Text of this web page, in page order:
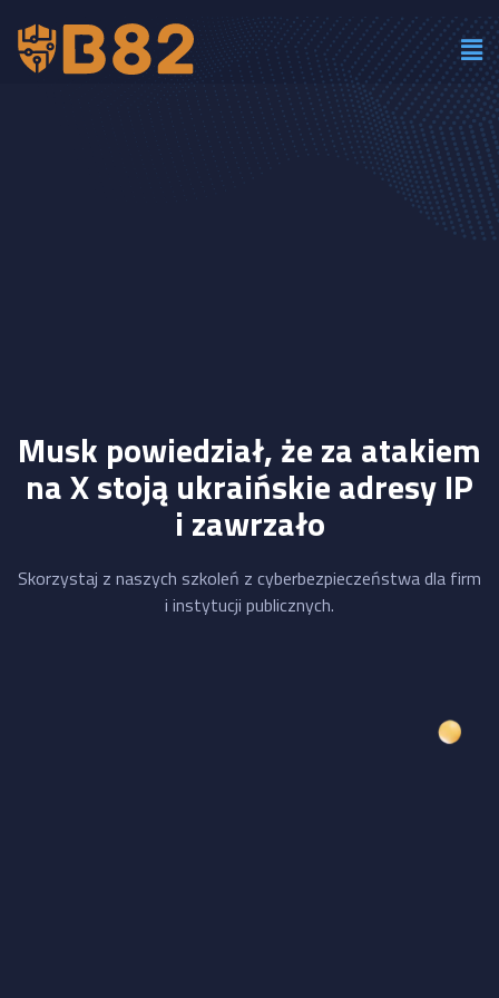
Musk powiedział, że za atakiem
na X stoją ukraińskie adresy IP
i zawrzało
Skorzystaj z naszych szkoleń z cyberbezpieczeństwa dla firm
i instytucji publicznych.